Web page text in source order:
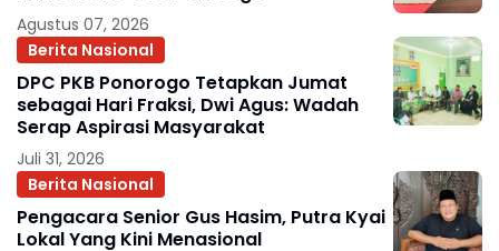
Agustus 07, 2026
Berita Nasional
DPC PKB Ponorogo Tetapkan Jumat
sebagai Hari Fraksi, Dwi Agus: Wadah
Serap Aspirasi Masyarakat
Juli 31, 2026
Berita Nasional
Pengacara Senior Gus Hasim, Putra Kyai
Lokal Yang Kini Menasional